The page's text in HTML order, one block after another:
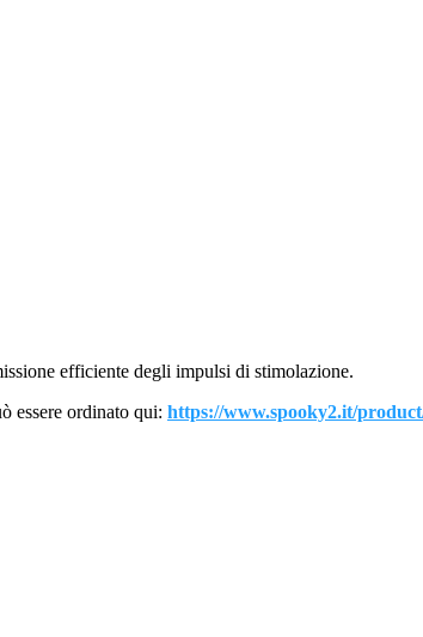
efficiente degli impulsi di stimolazione.
essere ordinato qui: https://www.spooky2.it/